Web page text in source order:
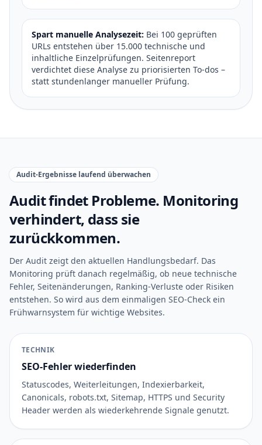
Spart manuelle Analysezeit: Bei 100 geprüften
URLs entstehen über 15.000 technische und
inhaltliche Einzelprüfungen. Seitenreport
verdichtet diese Analyse zu priorisierten To-dos –
statt stundenlanger manueller Prüfung.
Audit-Ergebnisse laufend überwachen
Audit findet Probleme. Monitoring
verhindert, dass sie
zurückkommen.
Der Audit zeigt den aktuellen Handlungsbedarf. Das
Monitoring prüft danach regelmäßig, ob neue technische
Fehler, Seitenänderungen, Ranking-Verluste oder Risiken
entstehen. So wird aus dem einmaligen SEO-Check ein
Frühwarnsystem für wichtige Websites.
TECHNIK
SEO-Fehler wiederfinden
Statuscodes, Weiterleitungen, Indexierbarkeit,
Canonicals, robots.txt, Sitemap, HTTPS und Security
Header werden als wiederkehrende Signale genutzt.